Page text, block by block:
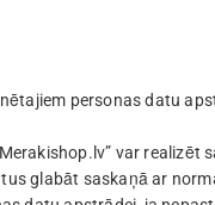
personas datu
var realizēt
glabāt saskaņā ar